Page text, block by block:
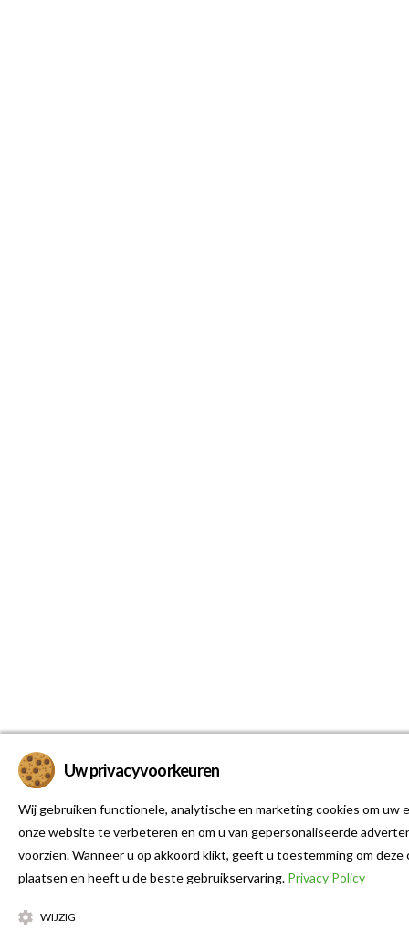
Uw privacyvoorkeuren
Wij gebruiken functionele, analytische en marketing cookies om uw
onze website te verbeteren en om u van gepersonaliseerde
voorzien. Wanneer u op akkoord klikt, geeft u toestemming om deze
plaatsen en heeft u de beste gebruikservaring. Privacy Policy
WIJZIG